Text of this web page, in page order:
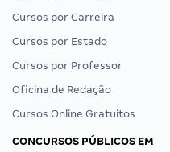
Cursos por Carreira
Cursos por Estado
Cursos por Professor
Oficina de Redação
Cursos Online Gratuitos
CONCURSOS PÚBLICOS EM